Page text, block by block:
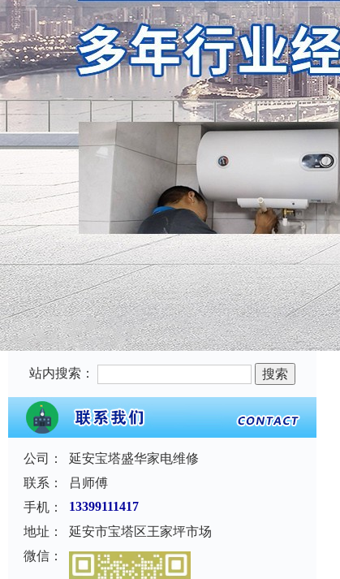
站内搜索：
公司：
延安宝塔盛华家电维修
联系：
吕师傅
手机：
13399111417
地址：
延安市宝塔区王家坪市场
微信：